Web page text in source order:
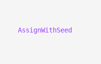
AssignWithSeed